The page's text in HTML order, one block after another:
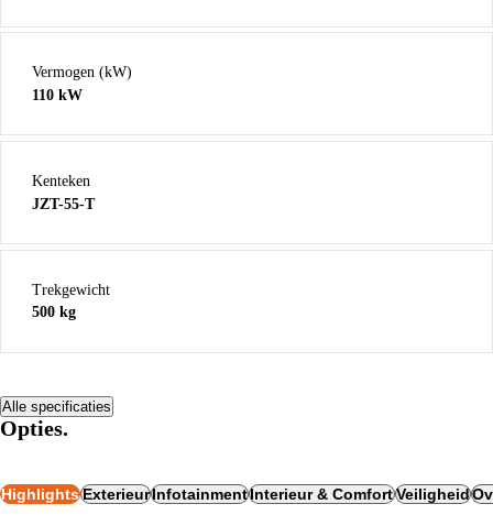
Vermogen (kW)
110 kW
Kenteken
JZT-55-T
Trekgewicht
500 kg
Alle specificaties
Opties.
HighlightsExterieurInfotainmentInterieur & ComfortVeiligheid